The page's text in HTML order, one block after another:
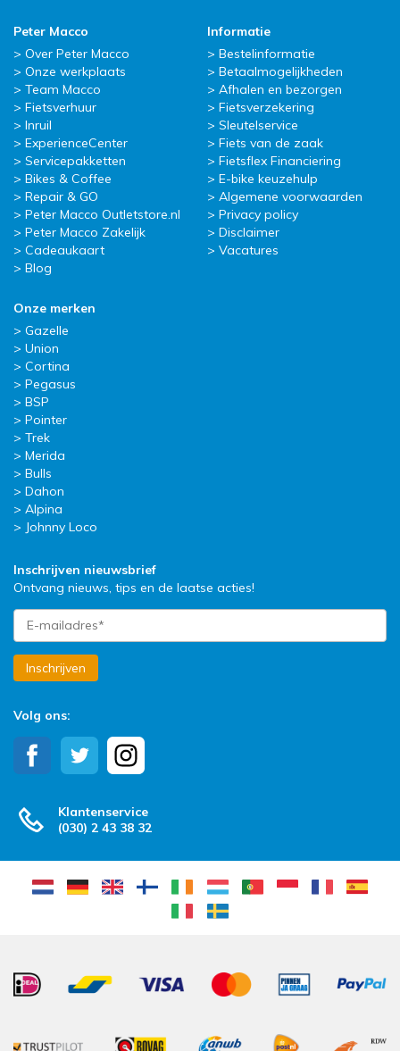
Peter Macco
Over Peter Macco
Onze werkplaats
Team Macco
Fietsverhuur
Inruil
ExperienceCenter
Servicepakketten
Bikes & Coffee
Repair & GO
Peter Macco Outletstore.nl
Peter Macco Zakelijk
Cadeaukaart
Blog
Informatie
Bestelinformatie
Betaalmogelijkheden
Afhalen en bezorgen
Fietsverzekering
Sleutelservice
Fiets van de zaak
Fietsflex Financiering
E-bike keuzehulp
Algemene voorwaarden
Privacy policy
Disclaimer
Vacatures
Onze merken
Gazelle
Union
Cortina
Pegasus
BSP
Pointer
Trek
Merida
Bulls
Dahon
Alpina
Johnny Loco
Inschrijven nieuwsbrief
Ontvang nieuws, tips en de laatse acties!
Inschrijven
Volg ons:
Klantenservice
(030) 2 43 38 32